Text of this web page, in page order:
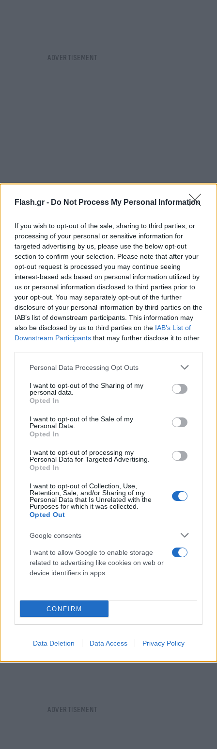
Flash.gr - Do Not Process My Personal Information
If you wish to opt-out of the sale, sharing to third parties, or
processing of your personal or sensitive information for
targeted advertising by us, please use the below opt-out
section to confirm your selection. Please note that after your
opt-out request is processed you may continue seeing
interest-based ads based on personal information utilized by
us or personal information disclosed to third parties prior to
your opt-out. You may separately opt-out of the further
disclosure of your personal information by third parties on the
IAB’s list of downstream participants. This information may
also be disclosed by us to third parties on the IAB’s List of
Downstream Participants that may further disclose it to other
Please note that this website/app uses one or more Google
not limited to your visit or usage behaviour. You may click to
grant or deny consent to Google and its third-party tags to
use your data for below specified purposes in below Google
consent section.
Personal Data Processing Opt Outs
I want to opt-out of the Sharing of my
personal data.
Opted In
I want to opt-out of the Sale of my
Personal Data.
Opted In
I want to opt-out of processing my
Personal Data for Targeted Advertising.
Opted In
I want to opt-out of Collection, Use,
Retention, Sale, and/or Sharing of my
Personal Data that Is Unrelated with the
Purposes for which it was collected.
Opted Out
Google consents
I want to allow Google to enable storage
related to advertising like cookies on web or
device identifiers in apps.
CONFIRM
Data Deletion Data Access Privacy Policy
Καλούμε όλον τον δημοκρατικό κόσμο να εκφράσει
την αλληλεγγύη του, ζητώντας δικαιοσύνη για τους
χιλιάδες αθώους που δολοφονήθηκαν, αλλά και
την άμεση απελευθέρωση των ομήρων που κρατά η
Χαμάς.
Tην εκδήλωση την διωργανωνει το Israel Greece
Friendship Association.